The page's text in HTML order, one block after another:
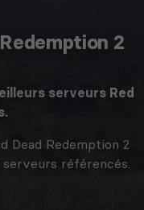
2
serveurs Red
Dead Redemption 2
référencés.